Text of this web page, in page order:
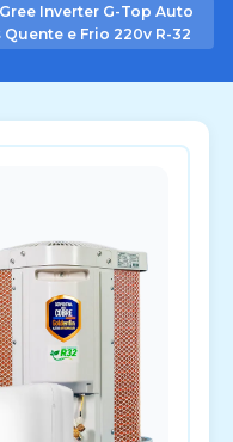
Inverter G-Top Auto
e Frio 220v R-32